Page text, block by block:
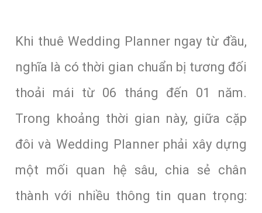
Khi thuê Wedding Planner ngay từ đầu,
nghĩa là có thời gian chuẩn bị tương đối
thoải mái từ 06 tháng đến 01 năm.
Trong khoảng thời gian này, giữa cặp
đôi và Wedding Planner phải xây dựng
một mối quan hệ sâu, chia sẻ chân
thành với nhiều thông tin quan trọng: